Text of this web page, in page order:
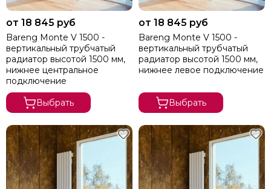
от 18 845 руб
Bareng Monte V 1500 -
вертикальный трубчатый
радиатор высотой 1500 мм,
нижнее центральное
подключение
Выбрать
от 18 845 руб
Bareng Monte V 1500 -
вертикальный трубчатый
радиатор высотой 1500 мм,
нижнее левое подключение
Выбрать